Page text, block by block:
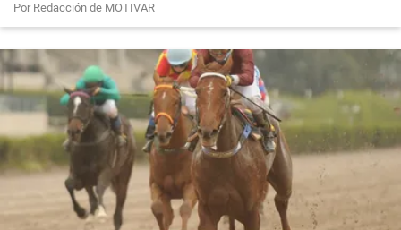
Por Redacción de MOTIVAR